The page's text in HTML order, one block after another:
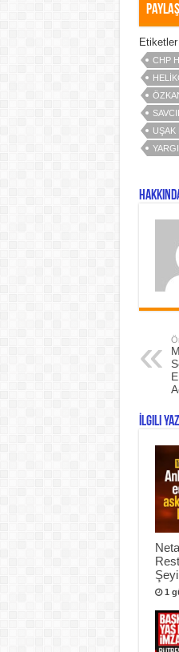
Paylaş
Etiketler
CHP
UŞAK
İlgili
1